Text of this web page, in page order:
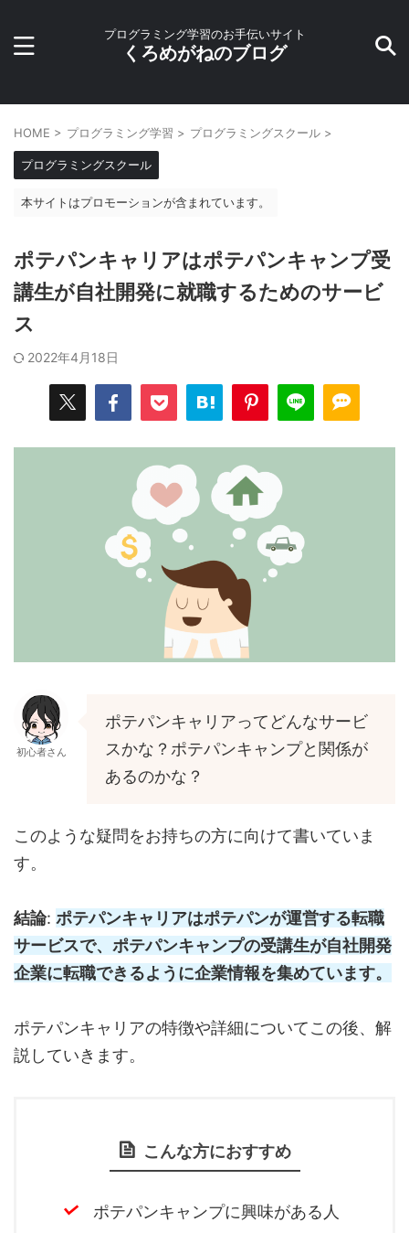
プログラミング学習のお手伝いサイト
くろめがねのブログ
HOME > プログラミング学習 > プログラミングスクール >
プログラミングスクール
本サイトはプロモーションが含まれています。
ポテパンキャリアはポテパンキャンプ受
講生が自社開発に就職するためのサービ
ス
2022年4月18日
初心者さん
ポテパンキャリアってどんなサービ
スかな？ポテパンキャンプと関係が
あるのかな？
このような疑問をお持ちの方に向けて書いていま
す。
結論: ポテパンキャリアはポテパンが運営する転職
サービスで、ポテパンキャンプの受講生が自社開発
企業に転職できるように企業情報を集めています。
ポテパンキャリアの特徴や詳細についてこの後、解
説していきます。
こんな方におすすめ
ポテパンキャンプに興味がある人